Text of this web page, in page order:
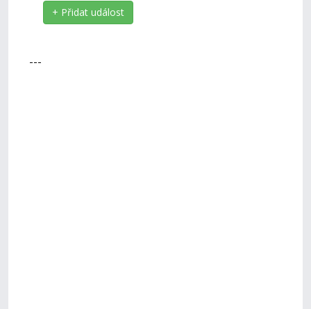
+ Přidat událost
---